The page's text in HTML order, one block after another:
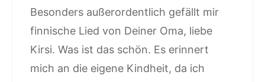
Besonders außerordentlich gefällt mir
finnische Lied von Deiner Oma, liebe
Kirsi. Was ist das schön. Es erinnert
mich an die eigene Kindheit, da ich